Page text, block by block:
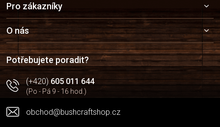
a
t
í
Pro zákazníky
O nás
Potřebujete poradit?
(+420)605 011 644
(Po - Pá 9 - 16 hod.)
obchod@bushcraftshop.cz